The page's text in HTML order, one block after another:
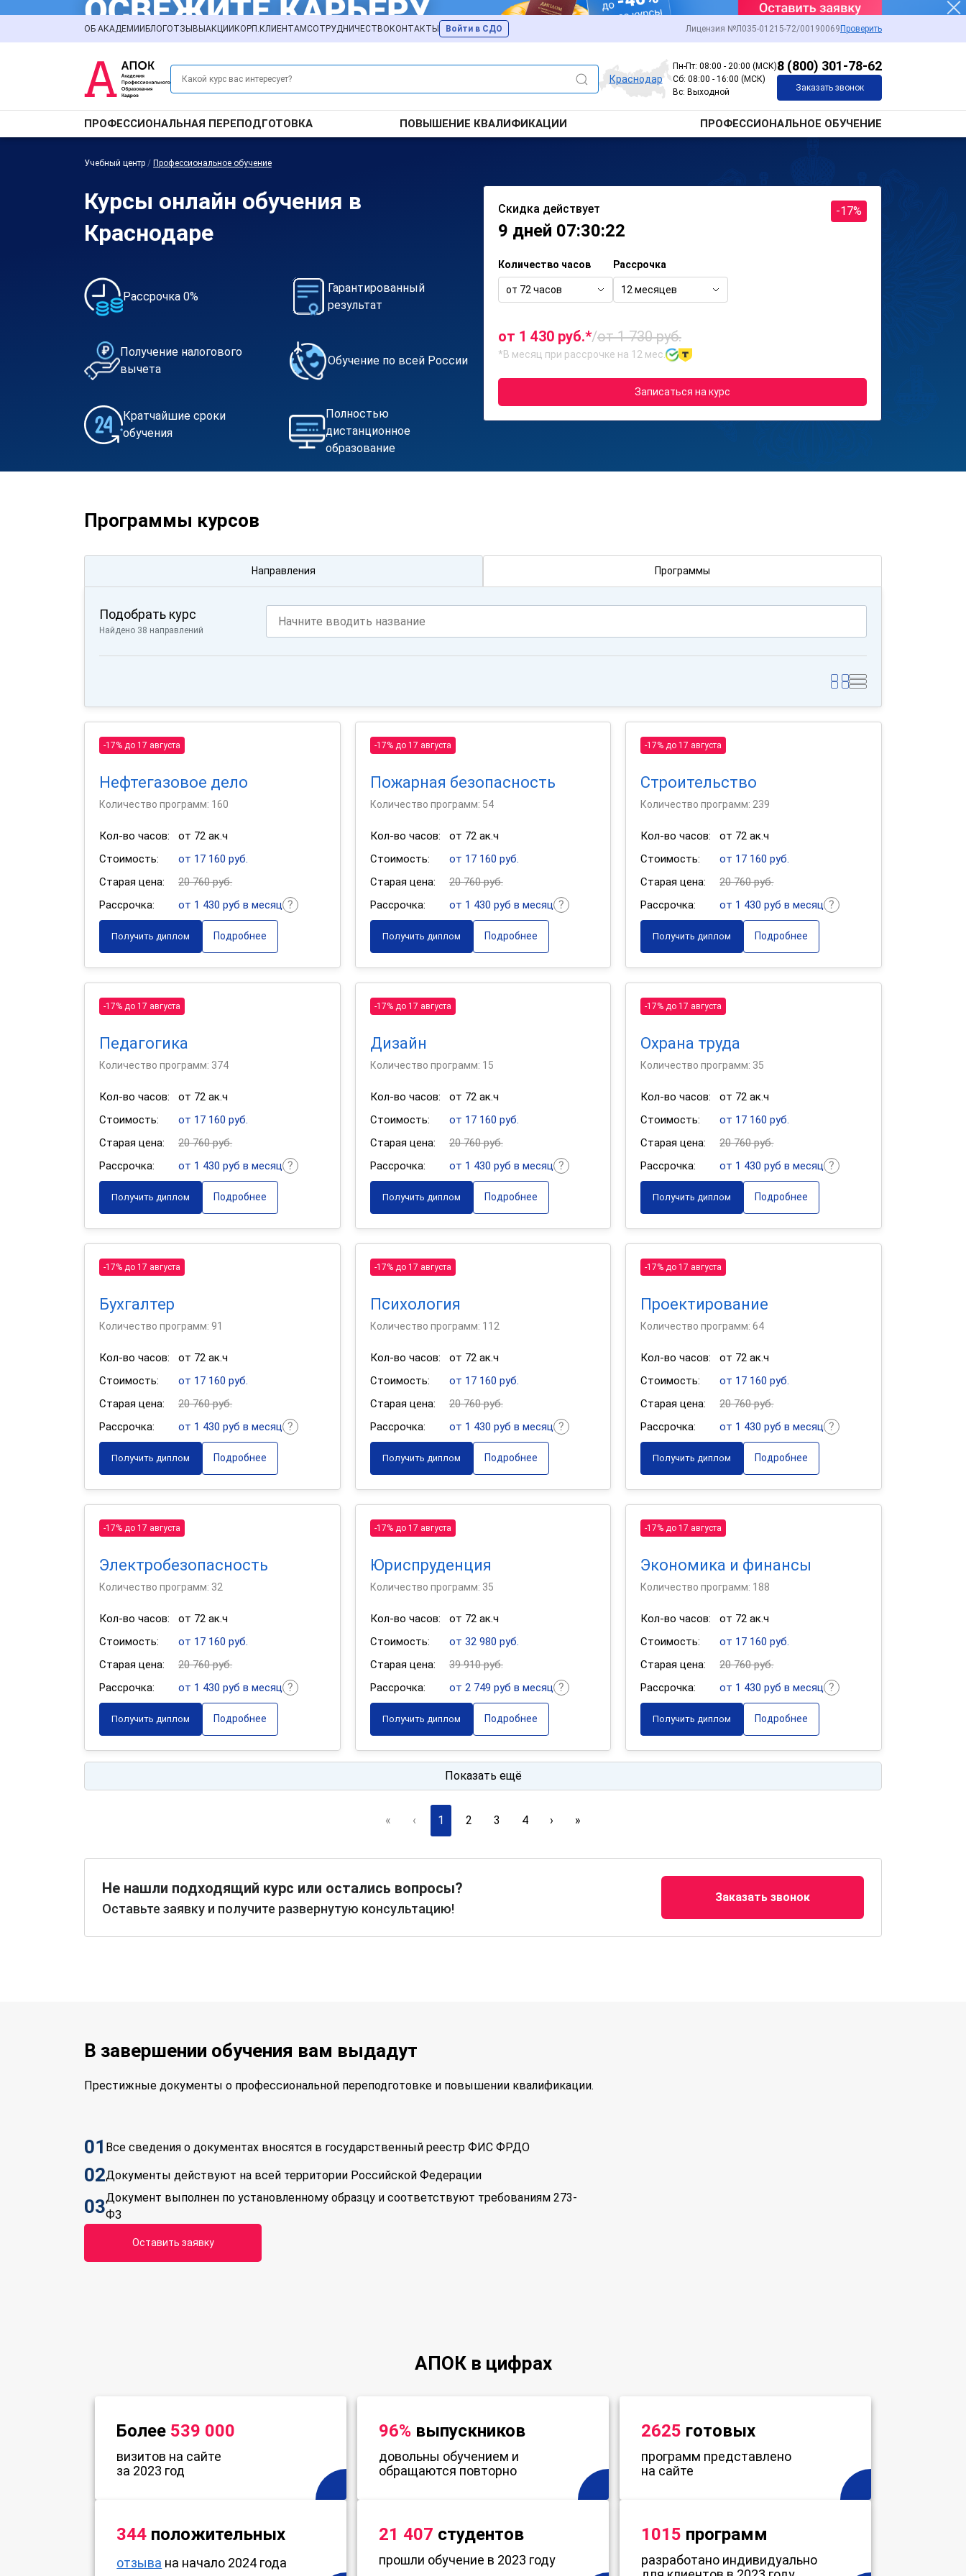
ОБ АКАДЕМИИ БЛОГОТЗЫВЫ АКЦИИ КОРП.КЛИЕНТАМСОТРУДНИЧЕСТВО КОНТАКТЫ Войти в СДО Лицензия №Л035-01215-72/00190069 Проверить
Краснодар
Пн-Пт: 08:00 - 20:00 (МСК)
Сб: 08:00 - 16:00 (МСК)
Вс: Выходной
8 (800) 301-78-62
Заказать звонок
ПРОФЕССИОНАЛЬНАЯ ПЕРЕПОДГОТОВКА ПОВЫШЕНИЕ КВАЛИФИКАЦИИ ПРОФЕССИОНАЛЬНОЕ ОБУЧЕНИЕ
Учебный центр / Профессиональное обучение
Курсы онлайн обучения в
Краснодаре
Рассрочка 0%
Гарантированный
результат
Получение налогового
вычета
Обучение по всей России
Кратчайшие сроки
обучения
Полностью
дистанционное
образование
Скидка действует
9 дней 07:30:22
-17%
Количество часов
от 72 часов
Рассрочка
12 месяцев
от 1 430 руб.*/от 1 730 руб.
*В месяц при рассрочке на 12 мес.
Записаться на курс
Программы курсов
Направления Программы
Подобрать курс
Найдено 38 направлений
-17% до 17 августа
Нефтегазовое дело
Количество программ: 160
Кол-во часов:
от 72 ак.ч
Стоимость:
от 17 160 руб.
Старая цена:
20 760 руб.
Рассрочка:
от 1 430 руб в месяц
Получить диплом Подробнее
-17% до 17 августа
Пожарная безопасность
Количество программ: 54
Кол-во часов:
от 72 ак.ч
Стоимость:
от 17 160 руб.
Старая цена:
20 760 руб.
Рассрочка:
от 1 430 руб в месяц
Получить диплом Подробнее
-17% до 17 августа
Строительство
Количество программ: 239
Кол-во часов:
от 72 ак.ч
Стоимость:
от 17 160 руб.
Старая цена:
20 760 руб.
Рассрочка:
от 1 430 руб в месяц
Получить диплом Подробнее
-17% до 17 августа
Педагогика
Количество программ: 374
Кол-во часов:
от 72 ак.ч
Стоимость:
от 17 160 руб.
Старая цена:
20 760 руб.
Рассрочка:
от 1 430 руб в месяц
Получить диплом Подробнее
-17% до 17 августа
Дизайн
Количество программ: 15
Кол-во часов:
от 72 ак.ч
Стоимость:
от 17 160 руб.
Старая цена:
20 760 руб.
Рассрочка:
от 1 430 руб в месяц
Получить диплом Подробнее
-17% до 17 августа
Охрана труда
Количество программ: 35
Кол-во часов:
от 72 ак.ч
Стоимость:
от 17 160 руб.
Старая цена:
20 760 руб.
Рассрочка:
от 1 430 руб в месяц
Получить диплом Подробнее
-17% до 17 августа
Бухгалтер
Количество программ: 91
Кол-во часов:
от 72 ак.ч
Стоимость:
от 17 160 руб.
Старая цена:
20 760 руб.
Рассрочка:
от 1 430 руб в месяц
Получить диплом Подробнее
-17% до 17 августа
Психология
Количество программ: 112
Кол-во часов:
от 72 ак.ч
Стоимость:
от 17 160 руб.
Старая цена:
20 760 руб.
Рассрочка:
от 1 430 руб в месяц
Получить диплом Подробнее
-17% до 17 августа
Проектирование
Количество программ: 64
Кол-во часов:
от 72 ак.ч
Стоимость:
от 17 160 руб.
Старая цена:
20 760 руб.
Рассрочка:
от 1 430 руб в месяц
Получить диплом Подробнее
-17% до 17 августа
Электробезопасность
Количество программ: 32
Кол-во часов:
от 72 ак.ч
Стоимость:
от 17 160 руб.
Старая цена:
20 760 руб.
Рассрочка:
от 1 430 руб в месяц
Получить диплом Подробнее
-17% до 17 августа
Юриспруденция
Количество программ: 35
Кол-во часов:
от 72 ак.ч
Стоимость:
от 32 980 руб.
Старая цена:
39 910 руб.
Рассрочка:
от 2 749 руб в месяц
Получить диплом Подробнее
-17% до 17 августа
Экономика и финансы
Количество программ: 188
Кол-во часов:
от 72 ак.ч
Стоимость:
от 17 160 руб.
Старая цена:
20 760 руб.
Рассрочка:
от 1 430 руб в месяц
Получить диплом Подробнее
Показать ещё
« ‹ 1 2 3 4 › »
Не нашли подходящий курс или остались вопросы?
Оставьте заявку и получите развернутую консультацию!
Заказать звонок
В завершении обучения вам выдадут
Престижные документы о профессиональной переподготовке и повышении квалификации.
01 Все сведения о документах вносятся в государственный реестр ФИС ФРДО
02Документы действуют на всей территории Российской Федерации
03Документ выполнен по установленному образцу и соответствуют требованиям 273-
ФЗ
Оставить заявку
АПОК в цифрах
Более 539 000
визитов на сайте
за 2023 год
96% выпускников
довольны обучением и
обращаются повторно
2625 готовых
программ представлено
на сайте
344 положительных
отзыва на начало 2024 года
21 407 студентов
прошли обучение в 2023 году
1015 программ
разработано индивидуально